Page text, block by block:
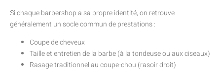
Si chaque barbershop a sa propre identité, on retrouve
généralement un socle commun de prestations :
Coupe de cheveux
Taille et entretien de la barbe (à la tondeuse ou aux ciseaux)
Rasage traditionnel au coupe-chou (rasoir droit)